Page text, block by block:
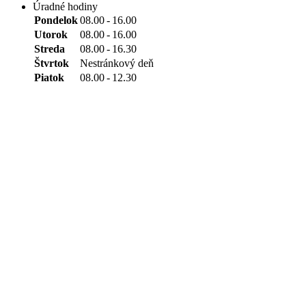
Úradné hodiny
Pondelok08.00- 16.00
Utorok
08.00- 16.00
Streda
08.00- 16.30
Štvrtok
Nestránkový deň
Piatok
08.00- 12.30